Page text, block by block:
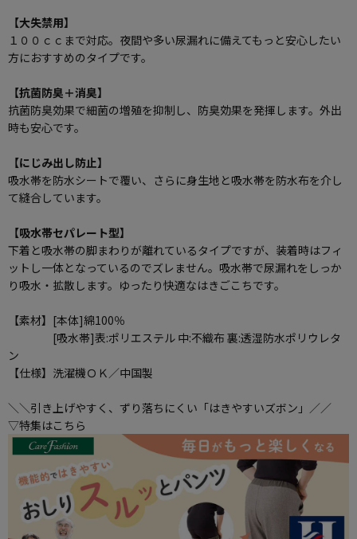
【大失禁用】
１００ｃｃまで対応。夜間や多い尿漏れに備えてもっと安心したい
方におすすめのタイプです。
【抗菌防臭＋消臭】
抗菌防臭効果で細菌の増殖を抑制し、防臭効果を発揮します。外出
時も安心です。
【にじみ出し防止】
吸水帯を防水シートで覆い、さらに身生地と吸水帯を防水布を介し
て縫合しています。
【吸水帯セパレート型】
下着と吸水帯の脚まわりが離れているタイプですが、装着時はフィ
ットし一体となっているのでズレません。吸水帯で尿漏れをしっか
り吸水・拡散します。ゆったり快適なはきごこちです。
【素材】[本体]綿100％
[吸水帯]表:ポリエステル 中:不織布 裏:透湿防水ポリウレタ
ン
【仕様】洗濯機ＯＫ／中国製
＼＼引き上げやすく、ずり落ちにくい「はきやすいズボン」／／
▽特集はこちら